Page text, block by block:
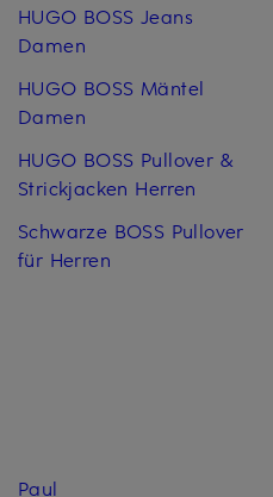
HUGO BOSS Jeans
Damen
HUGO BOSS Mäntel
Damen
HUGO BOSS Pullover &
Strickjacken Herren
Schwarze BOSS Pullover
für Herren
Paul